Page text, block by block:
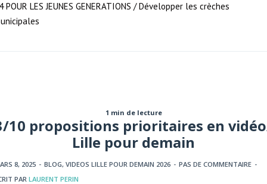
POUR LES JEUNES GENERATIONS / Développer les crèches
1 min de lecture
10 propositions prioritaires en
Lille pour demain
8, 2025 - BLOG, VIDEOS LILLE POUR DEMAIN 2026 - PAS DE COMMENTAIRE -
PARLAURENT PERIN